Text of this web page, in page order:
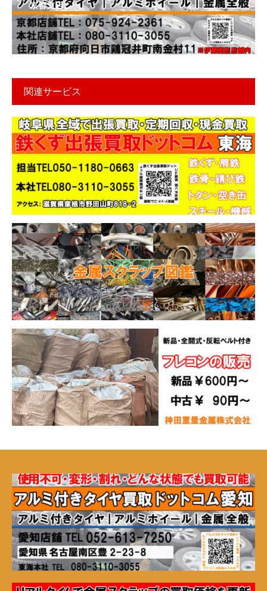
京都支店
関連サービス